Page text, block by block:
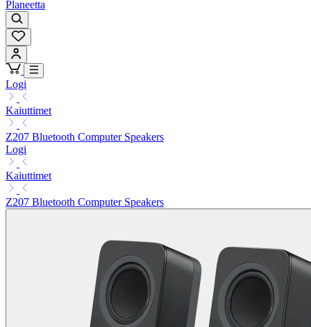
Planeetta
Logi
Kaiuttimet
Z207 Bluetooth Computer Speakers
Logi
Kaiuttimet
Z207 Bluetooth Computer Speakers